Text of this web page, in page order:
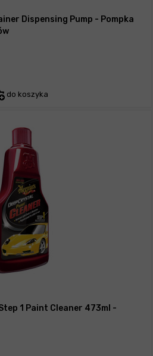
Dispensing Pump - Pompka
do koszyka
1 Paint Cleaner 473ml -